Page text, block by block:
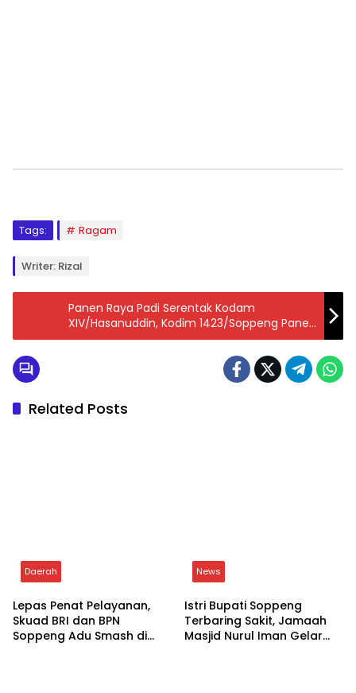
XIV/Hasanuddin, Kodim 1423/Soppeng Panen
Raya di Kecamatan Lilirilau